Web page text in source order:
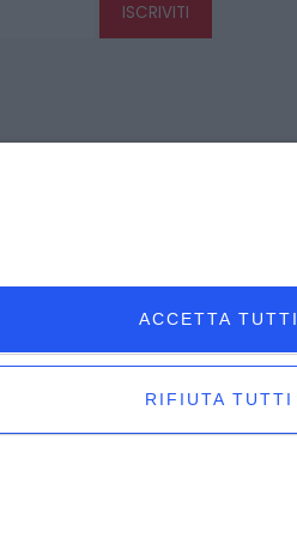
ISCRIVITI
ACCETTA TUTTI
RIFIUTA TUTTI